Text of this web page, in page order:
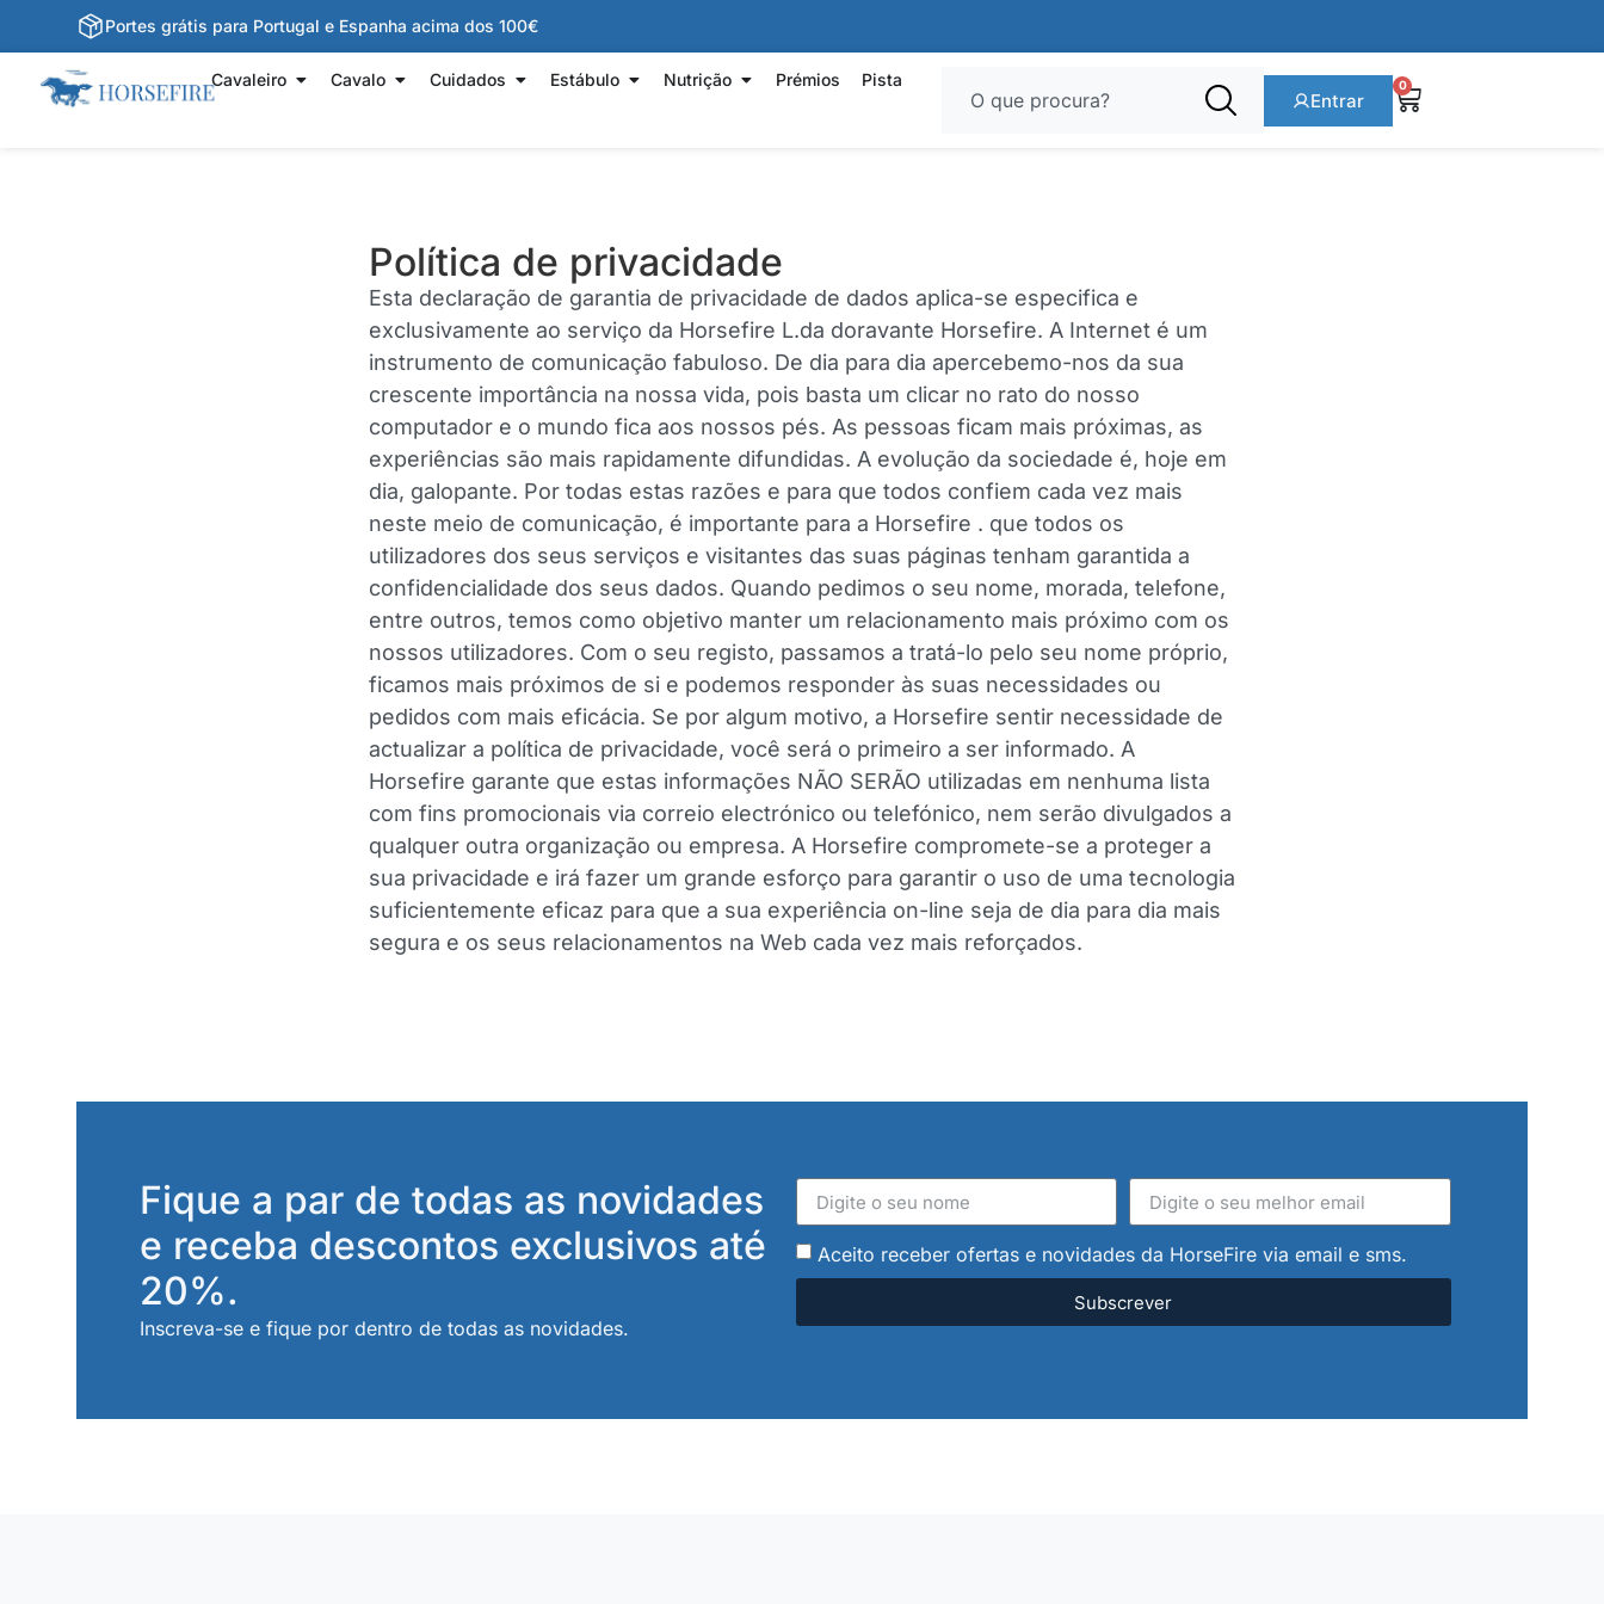
Portes grátis para Portugal e Espanha acima dos 100€
Cavaleiro Cavalo Cuidados Estábulo Nutrição Prémios Pista
Entrar
0
Política de privacidade
Esta declaração de garantia de privacidade de dados aplica-se especifica e
exclusivamente ao serviço da Horsefire L.da doravante Horsefire. A Internet é um
instrumento de comunicação fabuloso. De dia para dia apercebemo-nos da sua
crescente importância na nossa vida, pois basta um clicar no rato do nosso
computador e o mundo fica aos nossos pés. As pessoas ficam mais próximas, as
experiências são mais rapidamente difundidas. A evolução da sociedade é, hoje em
dia, galopante. Por todas estas razões e para que todos confiem cada vez mais
neste meio de comunicação, é importante para a Horsefire . que todos os
utilizadores dos seus serviços e visitantes das suas páginas tenham garantida a
confidencialidade dos seus dados. Quando pedimos o seu nome, morada, telefone,
entre outros, temos como objetivo manter um relacionamento mais próximo com os
nossos utilizadores. Com o seu registo, passamos a tratá-lo pelo seu nome próprio,
ficamos mais próximos de si e podemos responder às suas necessidades ou
pedidos com mais eficácia. Se por algum motivo, a Horsefire sentir necessidade de
actualizar a política de privacidade, você será o primeiro a ser informado. A
Horsefire garante que estas informações NÃO SERÃO utilizadas em nenhuma lista
com fins promocionais via correio electrónico ou telefónico, nem serão divulgados a
qualquer outra organização ou empresa. A Horsefire compromete-se a proteger a
sua privacidade e irá fazer um grande esforço para garantir o uso de uma tecnologia
suficientemente eficaz para que a sua experiência on-line seja de dia para dia mais
segura e os seus relacionamentos na Web cada vez mais reforçados.
Fique a par de todas as novidades
e receba descontos exclusivos até
20%.
Inscreva-se e fique por dentro de todas as novidades.
Aceito receber ofertas e novidades da HorseFire via email e sms.
Subscrever